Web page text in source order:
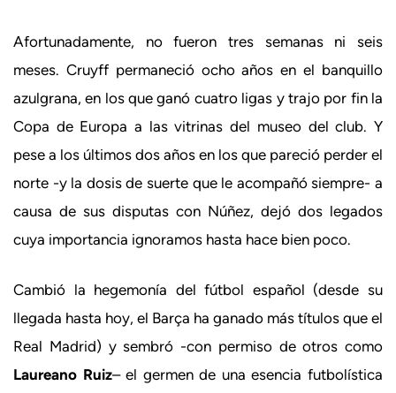
Afortunadamente, no fueron tres semanas ni seis
meses. Cruyff permaneció ocho años en el banquillo
azulgrana, en los que ganó cuatro ligas y trajo por fin la
Copa de Europa a las vitrinas del museo del club. Y
pese a los últimos dos años en los que pareció perder el
norte -y la dosis de suerte que le acompañó siempre- a
causa de sus disputas con Núñez, dejó dos legados
cuya importancia ignoramos hasta hace bien poco.
Cambió la hegemonía del fútbol español (desde su
llegada hasta hoy, el Barça ha ganado más títulos que el
Real Madrid) y sembró -con permiso de otros como
Laureano Ruiz– el germen de una esencia futbolística